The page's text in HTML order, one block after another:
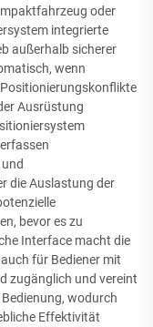
oder
integrierte
außerhalb sicherer
wenn
Ausrüstung
die Auslastung der
bevor es zu
Interface macht die
für Bediener mit
zugänglich und vereint
wodurch
Effektivität